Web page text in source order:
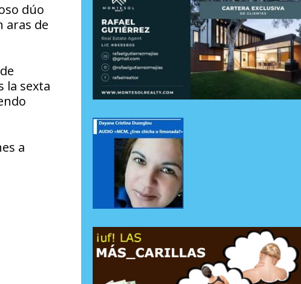
dúo
aras de
la sexta
a